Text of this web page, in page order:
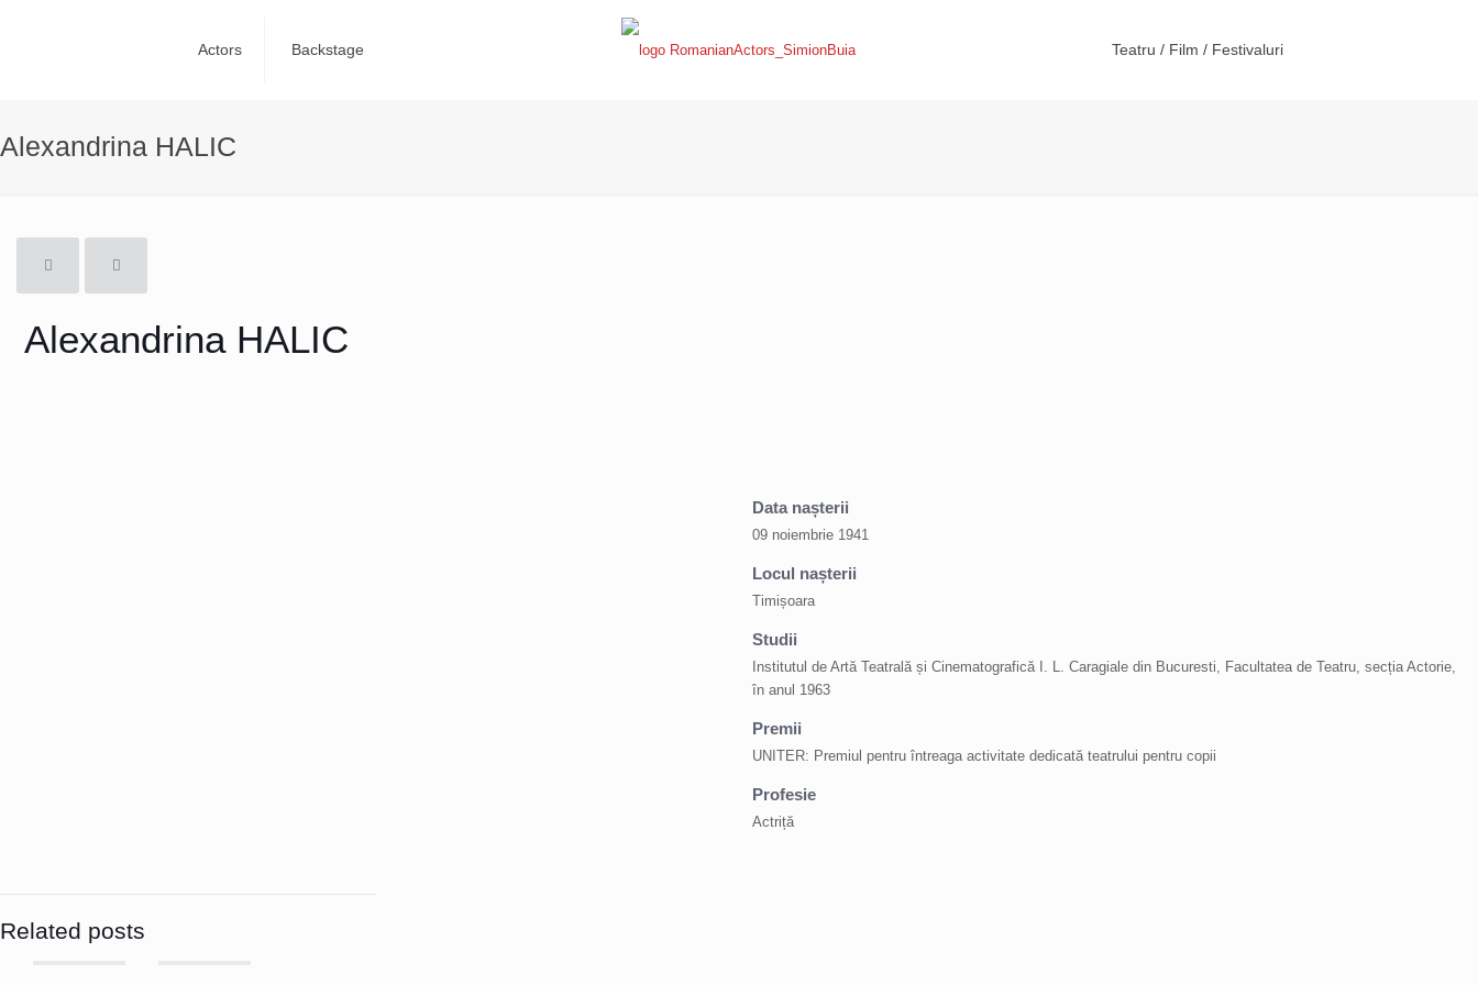
Actors Backstage Teatru / Film / Festivaluri
Alexandrina HALIC
Alexandrina HALIC
Data nașterii
09 noiembrie 1941
Locul nașterii
Timișoara
Studii
Institutul de Artă Teatrală și Cinematografică I. L. Caragiale din Bucuresti, Facultatea de Teatru, secția Actorie,
în anul 1963
Premii
UNITER: Premiul pentru întreaga activitate dedicată teatrului pentru copii
Profesie
Actriță
Related posts